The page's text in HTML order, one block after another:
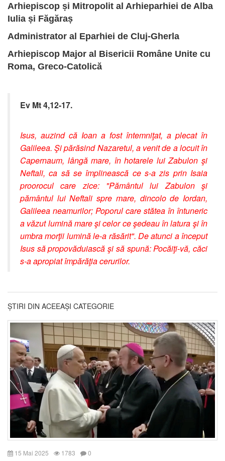
Arhiepiscop și Mitropolit al Arhieparhiei de Alba
Iulia și Făgăraș
Administrator al Eparhiei de Cluj-Gherla
Arhiepiscop Major al Bisericii Române Unite cu
Roma, Greco-Catolică
Ev Mt 4,12-17.
Isus, auzind că Ioan a fost întemniţat, a plecat în
Galileea. Şi părăsind Nazaretul, a venit de a locuit în
Capernaum, lângă mare, în hotarele lui Zabulon şi
Neftali, ca să se împlinească ce s-a zis prin Isaia
proorocul care zice: "Pământul lui Zabulon şi
pământul lui Neftali spre mare, dincolo de Iordan,
Galileea neamurilor; Poporul care stătea în întuneric
a văzut lumină mare şi celor ce şedeau în latura şi în
umbra morţii lumină le-a răsărit". De atunci a început
Isus să propovăduiască şi să spună: Pocăiţi-vă, căci
s-a apropiat împărăţia cerurilor.
ȘTIRI DIN ACEEAȘI CATEGORIE
15 Mai 2025 1783 0